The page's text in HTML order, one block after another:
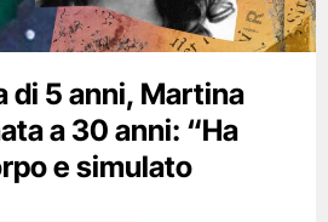
di 5 anni, Martina
a 30 anni: “Ha
e simulato